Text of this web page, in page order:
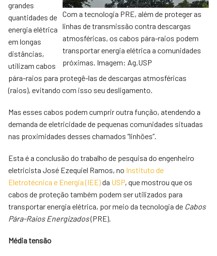
Com a tecnologia PRE, além de proteger as
linhas de transmissão contra descargas
atmosféricas, os cabos pára-raios podem
transportar energia elétrica a comunidades
próximas. Imagem: Ag.USP
grandes
quantidades de
energia elétrica
em longas
distâncias,
utilizam cabos
pára-raios para protegê-las de descargas atmosféricas
(raios), evitando com isso seu desligamento.
Mas esses cabos podem cumprir outra função, atendendo a
demanda de eletricidade de pequenas comunidades situadas
nas proximidades desses chamados “linhões”.
Esta é a conclusão do trabalho de pesquisa do engenheiro
eletricista José Ezequiel Ramos, no Instituto de
Eletrotécnica e Energia (IEE)da USP, que mostrou que os
cabos de proteção também podem ser utilizados para
transportar energia elétrica, por meio da tecnologia de Cabos
Pára-Raios Energizados(PRE).
Média tensão